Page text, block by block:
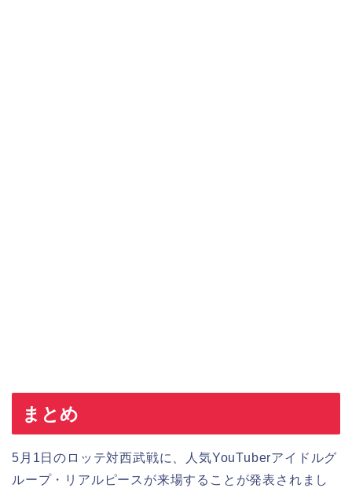
まとめ
5月1日のロッテ対西武戦に、人気YouTuberアイドルグ
ループ・リアルピースが来場することが発表されまし